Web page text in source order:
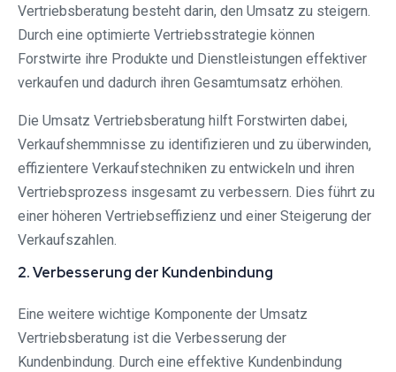
Vertriebsberatung besteht darin, den Umsatz zu steigern.
Durch eine optimierte Vertriebsstrategie können
Forstwirte ihre Produkte und Dienstleistungen effektiver
verkaufen und dadurch ihren Gesamtumsatz erhöhen.
Die Umsatz Vertriebsberatung hilft Forstwirten dabei,
Verkaufshemmnisse zu identifizieren und zu überwinden,
effizientere Verkaufstechniken zu entwickeln und ihren
Vertriebsprozess insgesamt zu verbessern. Dies führt zu
einer höheren Vertriebseffizienz und einer Steigerung der
Verkaufszahlen.
2. Verbesserung der Kundenbindung
Eine weitere wichtige Komponente der Umsatz
Vertriebsberatung ist die Verbesserung der
Kundenbindung. Durch eine effektive Kundenbindung